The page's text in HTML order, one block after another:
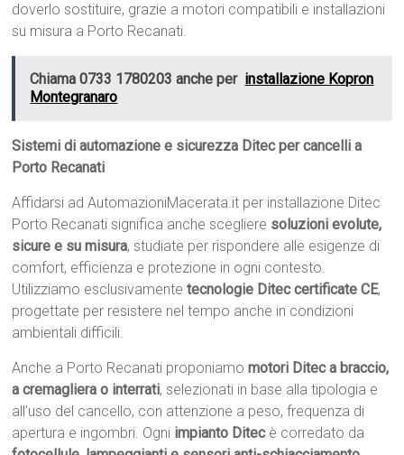
doverlo sostituire, grazie a motori compatibili e installazioni
su misura a Porto Recanati.
Chiama 0733 1780203 anche per installazione Kopron
Montegranaro
Sistemi di automazione e sicurezza Ditec per cancelli a
Porto Recanati
Affidarsi ad AutomazioniMacerata.it per installazione Ditec
Porto Recanati significa anche scegliere soluzioni evolute,
sicure e su misura, studiate per rispondere alle esigenze di
comfort, efficienza e protezione in ogni contesto.
Utilizziamo esclusivamentetecnologie Ditec certificate CE,
progettate per resistere nel tempo anche in condizioni
ambientali difficili.
Anche a Porto Recanati proponiamomotori Ditec a braccio,
a cremagliera o interrati, selezionati in base alla tipologia e
all’uso del cancello, con attenzione a peso, frequenza di
apertura e ingombri. Ogni impianto Ditecè corredato da